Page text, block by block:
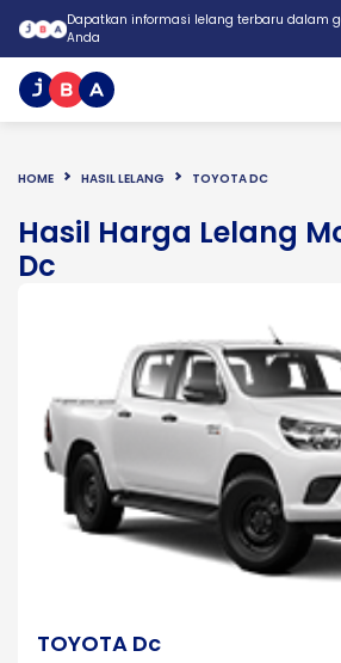
Dapatkan informasi lelang terbaru dalam
Anda
HOME HASIL LELANG TOYOTA DC
Hasil Harga Lelang
Dc
TOYOTA Dc